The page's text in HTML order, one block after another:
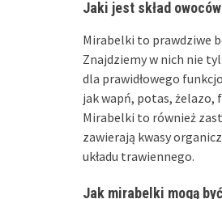
Jaki jest skład
Mirabelki to prawdziwe
Znajdziemy w nich nie
dla prawidłowego
jak wapń, potas,
Mirabelki to również
zawierają kwasy
układu trawiennego.
Jak mirabelki mogą